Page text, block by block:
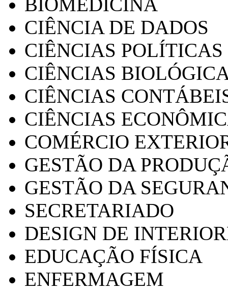
CIÊNCIA DE DADOS
CIÊNCIAS POLÍTICAS
CIÊNCIAS
CIÊNCIAS
CIÊNCIAS
COMÉRCIO
GESTÃO DA
GESTÃO DA
SECRETARIADO
DESIGN DE
EDUCAÇÃO FÍSICA
ENFERMAGEM